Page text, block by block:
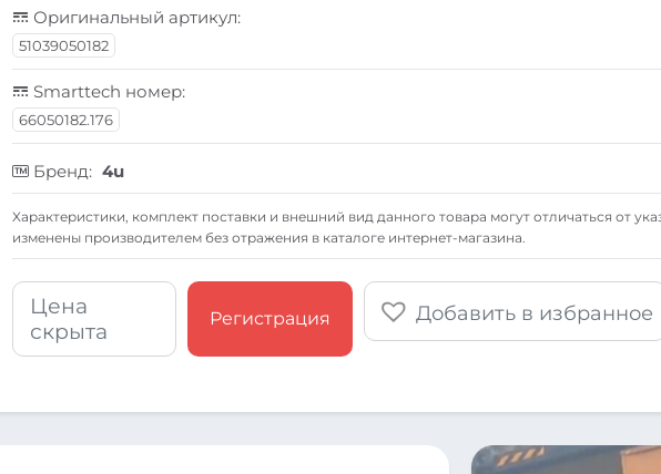
Оригинальный артикул:
51039050182
Smarttech номер:
66050182.176
Бренд: 4u
Xарактеристики, комплект поставки и внешний вид данного товара могут отличаться от
изменены производителем без отражения в каталоге интернет-магазина.
Цена
скрыта
Регистрация Добавить в избранное